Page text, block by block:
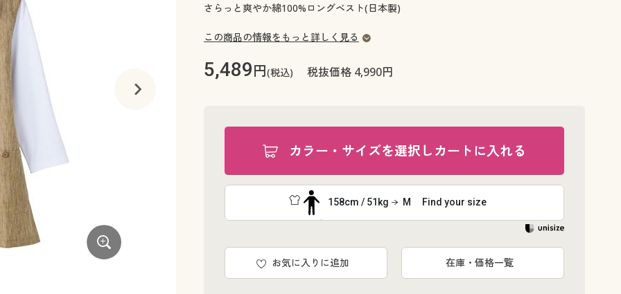
さらっと爽やか綿100%ロングベスト(日本製)
この商品の情報をもっと詳しく見る
5,489円(税込) 税抜価格 4,990円
カラー・サイズを選択しカートに入れる
158cm / 51kg M Find your size
お気に入りに追加 在庫・価格一覧